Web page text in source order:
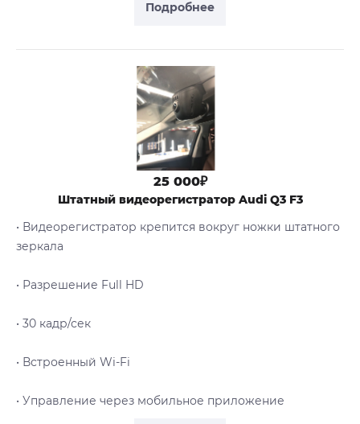
Подробнее
25 000₽
Штатный видеорегистратор Audi Q3 F3
• Видеорегистратор крепится вокруг ножки штатного
зеркала
• Разрешение Full HD
• 30 кадр/сек
• Встроенный Wi-Fi
• Управление через мобильное приложение